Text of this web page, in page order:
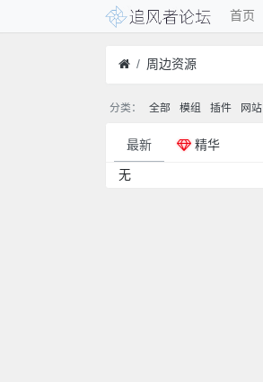
首页
周边资源
分类： 全部 模组 插件 网站
最新 精华
无